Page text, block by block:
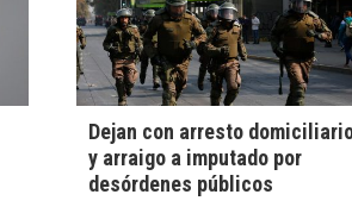
Dejan con arresto
y arraigo a imputado por
desórdenes públicos